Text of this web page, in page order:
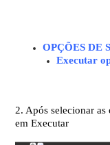
OPÇÕES DE
Executar
2. Após selecionar
em Executar